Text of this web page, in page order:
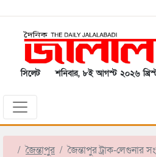
সিলেট শনিবার, ৮ই আগস্ট ২০২৬
জৈন্তাপুর জৈন্তাপুর ট্রাক-লেগুনার